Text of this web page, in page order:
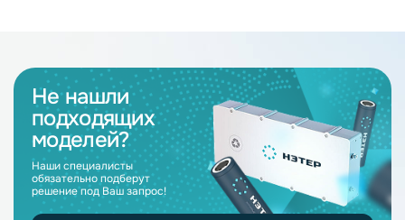
Не нашли
подходящих
моделей?
Наши специалисты
обязательно подберут
решение под Ваш запрос!